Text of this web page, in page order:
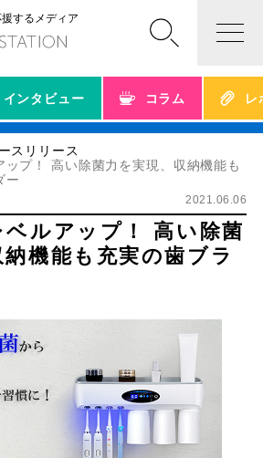
するメディア
インタビュー コラム レ
スリリース
ップ！ 高い除菌力を実現、収納機能も
ー
2021.06.06
ベルアップ！ 高い除菌
機能も充実の歯ブラ